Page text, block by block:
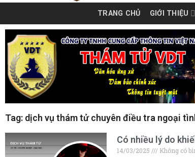
TRANG CHỦ GIỚI THIỆU
Tag: dịch vụ thám tử chuyên điều tra ngoại
Có nhiều lý do
14/03/2025
Không có